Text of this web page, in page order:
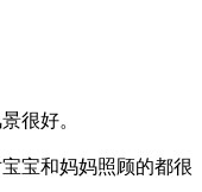
很好。
宝和妈妈照顾的都很